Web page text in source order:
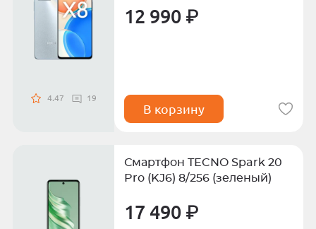
4.47 19
12 990 ₽
В корзину
Смартфон TECNO Spark 20
Pro (KJ6) 8/256 (зеленый)
17 490 ₽